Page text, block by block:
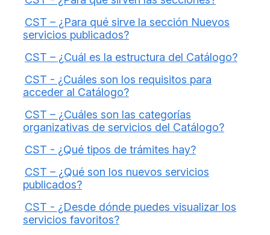
CST – ¿Para qué sirve la sección Nuevos
servicios publicados?
CST – ¿Cuál es la estructura del Catálogo?
CST - ¿Cuáles son los requisitos para
acceder al Catálogo?
CST – ¿Cuáles son las categorías
organizativas de servicios del Catálogo?
CST - ¿Qué tipos de trámites hay?
CST – ¿Qué son los nuevos servicios
publicados?
CST - ¿Desde dónde puedes visualizar los
servicios favoritos?